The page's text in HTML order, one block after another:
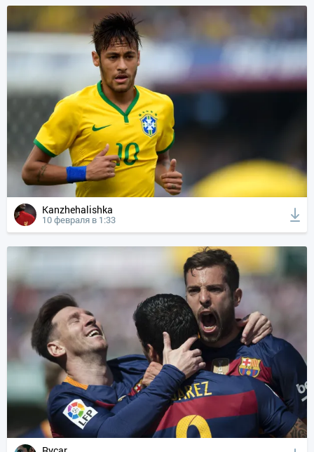
Kanzhehalishka
10 февраля в 1:33